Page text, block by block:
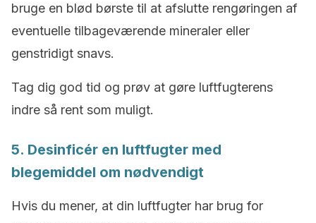
bruge en blød børste til at afslutte rengøringen af
eventuelle tilbageværende mineraler eller
genstridigt snavs.
Tag dig god tid og prøv at gøre luftfugterens
indre så rent som muligt.
5. Desinficér en luftfugter med
blegemiddel om nødvendigt
Hvis du mener, at din luftfugter har brug for